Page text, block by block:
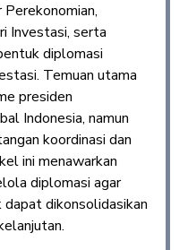
Investasi, serta
diplomasi
Temuan utama
presiden
Indonesia, namun
koordinasi dan
ini menawarkan
diplomasi agar
dikonsolidasikan